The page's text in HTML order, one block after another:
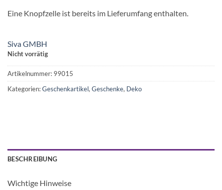
Eine Knopfzelle ist bereits im Lieferumfang enthalten.
Siva GMBH
Nicht vorrätig
Artikelnummer: 99015
Kategorien:Geschenkartikel, Geschenke, Deko
BESCHREIBUNG
Wichtige Hinweise